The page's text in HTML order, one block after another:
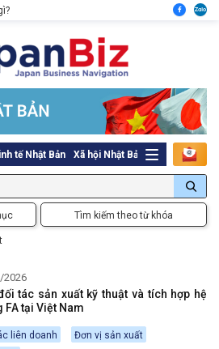
tế Nhật Bản Xã hội Nhật Bản Thủ tục pháp
Tìm kiếm theo từ khóa
2026
tác sản xuất kỹ thuật và tích hợp hệ
FA tại Việt Nam
liên doanh
Đơn vị sản xuất